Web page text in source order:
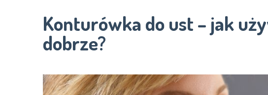
Konturówka do ust – jak
dobrze?